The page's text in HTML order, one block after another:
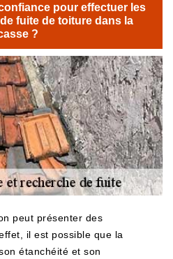
pour effectuer les
fuite de toiture dans la
?
peut présenter des
il est possible que la
étanchéité et son